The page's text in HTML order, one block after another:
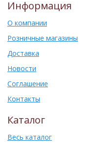
Информация
О компании
Розничные магазины
Доставка
Новости
Соглашение
Контакты
Каталог
Весь каталог